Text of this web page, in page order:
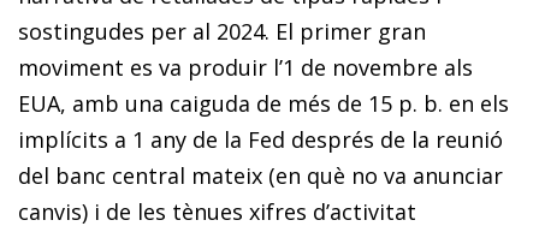
sostingudes per al 2024. El primer gran
moviment es va produir l’1 de novembre als
EUA, amb una caiguda de més de 15 p. b. en els
implícits a 1 any de la Fed després de la reunió
del banc central mateix (en què no va anunciar
canvis) i de les tènues xifres d’activitat